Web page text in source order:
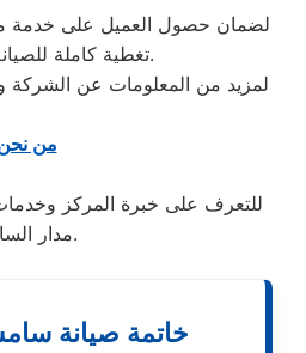
لضمان حصول العميل على خدمة
تغطية كاملة للصيانة بعد الإصلاح.
لمزيد من المعلومات عن الشركة
من
للتعرف على خبرة المركز
مدار الساعة.
خاتمة صيانة